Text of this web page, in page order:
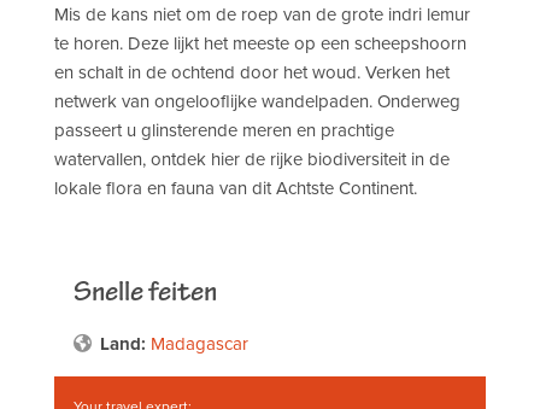
Mis de kans niet om de roep van de grote indri lemur
te horen. Deze lijkt het meeste op een scheepshoorn
en schalt in de ochtend door het woud. Verken het
netwerk van ongelooflijke wandelpaden. Onderweg
passeert u glinsterende meren en prachtige
watervallen, ontdek hier de rijke biodiversiteit in de
lokale flora en fauna van dit Achtste Continent.
Snelle feiten
Land: Madagascar